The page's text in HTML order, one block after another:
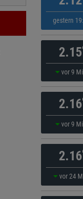
gestern
2.15
vor 9
2.16
vor 9
2.16
vor 24